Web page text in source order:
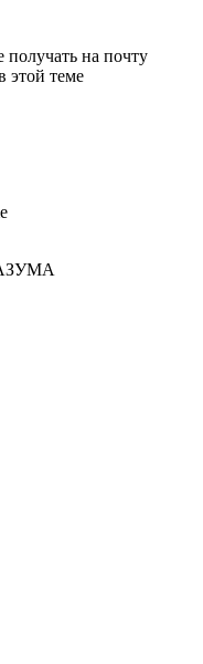
получать на почту
этой теме